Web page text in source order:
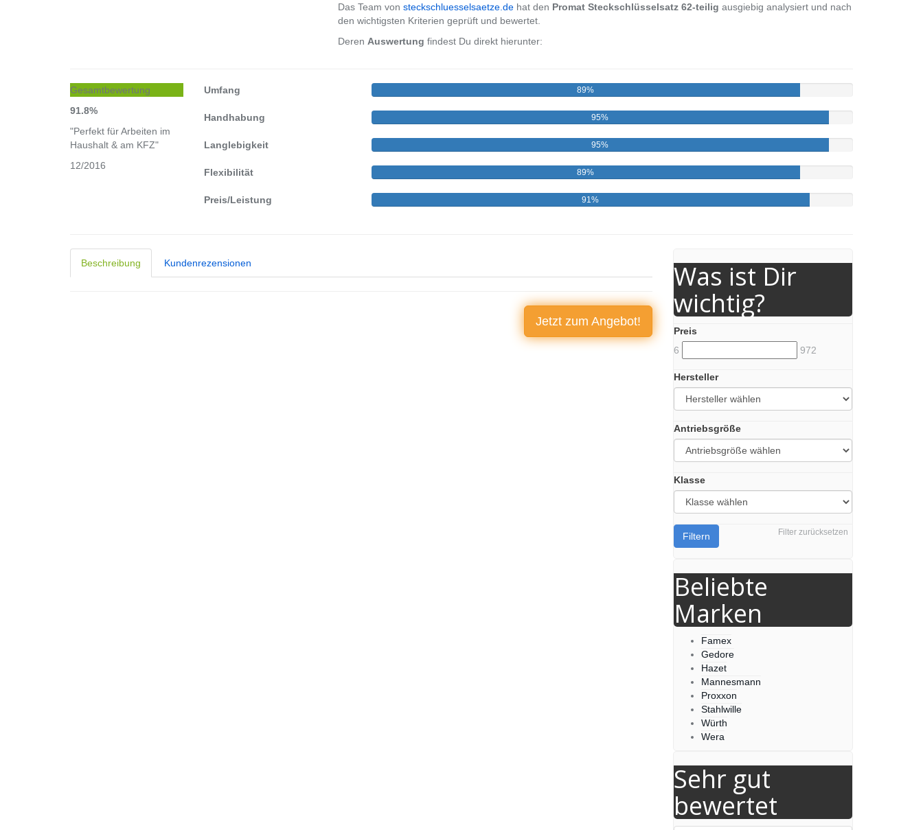
Das Team von steckschluesselsaetze.de hat den Promat Steckschlüsselsatz 62-teilig ausgiebig analysiert und nach
den wichtigsten Kriterien geprüft und bewertet.
Deren Auswertung findest Du direkt hierunter:
Gesamtbewertung
91.8%
"Perfekt für Arbeiten im
Haushalt & am KFZ"
12/2016
Umfang 89%
Handhabung 95%
Langlebigkeit 95%
Flexibilität 89%
Preis/Leistung 91%
Beschreibung Kundenrezensionen
Jetzt zum Angebot!
Was ist Dir
wichtig?
Preis
6
972
Hersteller
Antriebsgröße
Klasse
Filter zurücksetzen
Filtern
Beliebte
Marken
Famex
Gedore
Hazet
Mannesmann
Proxxon
Stahlwille
Würth
Wera
Sehr gut
bewertet